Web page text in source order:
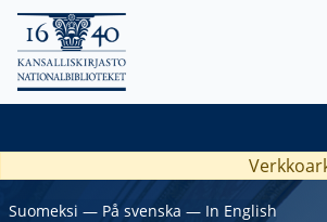
Suomeksi ― På svenska ― In English